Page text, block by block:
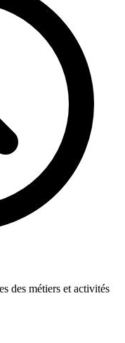
des métiers et activités